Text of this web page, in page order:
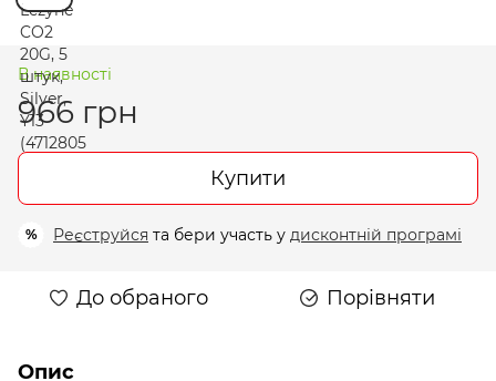
В наявності
966 грн
Купити
% Реєструйся та бери участь у дисконтній програмі
До обраного Порівняти
Опис